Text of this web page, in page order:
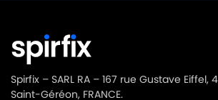
LG-
GOLDSTAR
LG-
Spirfix – SARL RA – 167 rue Gustave Eiffel,
Saint-Géréon, FRANCE.